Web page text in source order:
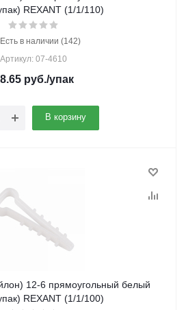
REXANT (1/1/110)
Есть в наличии (142)
Артикул: 07-4610
руб./упак
В корзину
12-6 прямоугольный белый
REXANT (1/1/100)